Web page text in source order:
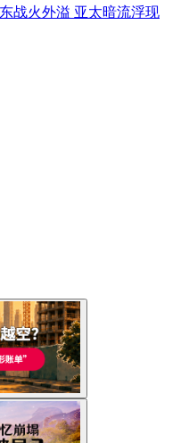
战火外溢 亚太暗流浮现